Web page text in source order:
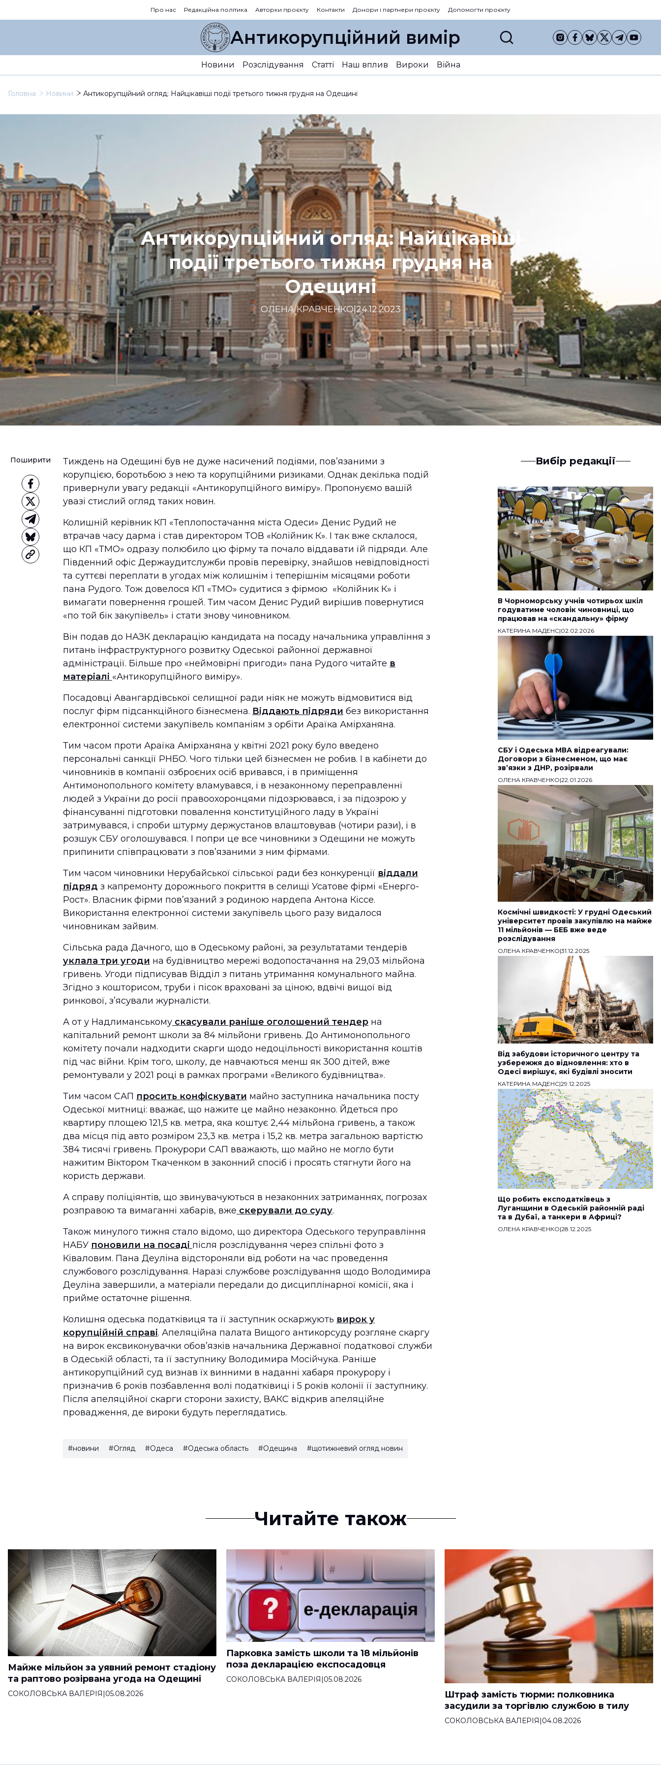
Про нас Редакційна політика Авторки проєкту Контакти Донори і партнери проєкту Допомогти проєкту
Антикорупційний вимір
Новини Розслідування Статті Наш вплив Вироки Війна
Головна Новини Антикорупційний огляд: Найцікавіші події третього тижня грудня на Одещині
Антикорупційний огляд: Найцікавіші
події третього тижня грудня на
Одещині
ОЛЕНА КРАВЧЕНКО|24.12.2023
Поширити
Тиждень на Одещині був не дуже насичений подіями, пов’язаними з
корупцією, боротьбою з нею та корупційними ризиками. Однак декілька подій
привернули увагу редакції «Антикорупційного виміру». Пропонуємо вашій
увазі стислий огляд таких новин.
Колишній керівник КП «Теплопостачання міста Одеси» Денис Рудий не
втрачав часу дарма і став директором ТОВ «Колійник К». І так вже склалося,
що КП «ТМО» одразу полюбило цю фірму та почало віддавати їй підряди. Але
Південний офіс Держаудитслужби провів перевірку, знайшов невідповідності
та суттєві переплати в угодах між колишнім і теперішнім місяцями роботи
пана Рудого. Тож довелося КП «ТМО» судитися з фірмою «Колійник К» і
вимагати повернення грошей. Тим часом Денис Рудий вирішив повернутися
«по той бік закупівель» і стати знову чиновником.
Він подав до НАЗК декларацію кандидата на посаду начальника управління з
питань інфраструктурного розвитку Одеської районної державної
адміністрації. Більше про «неймовірні пригоди» пана Рудого читайте в
матеріалі «Антикорупційного виміру».
Посадовці Авангардівської селищної ради ніяк не можуть відмовитися від
послуг фірм підсанкційного бізнесмена. Віддають підряди без використання
електронної системи закупівель компаніям з орбіти Араїка Амірханяна.
Тим часом проти Араїка Амірханяна у квітні 2021 року було введено
персональні санкції РНБО. Чого тільки цей бізнесмен не робив. І в кабінети до
чиновників в компанії озброєних осіб вривався, і в приміщення
Антимонопольного комітету вламувався, і в незаконному переправленні
людей з України до росії правоохоронцями підозрювався, і за підозрою у
фінансуванні підготовки повалення конституційного ладу в Україні
затримувався, і спроби штурму держустанов влаштовував (чотири рази), і в
розшук СБУ оголошувався. І попри це все чиновники з Одещини не можуть
припинити співпрацювати з пов’язаними з ним фірмами.
Тим часом чиновники Нерубайської сільської ради без конкуренції віддали
підряд з капремонту дорожнього покриття в селищі Усатове фірмі «Енерго-
Рост». Власник фірми повʼязаний з родиною нардепа Антона Кіссе.
Використання електронної системи закупівель цього разу видалося
чиновникам зайвим.
Сільська рада Дачного, що в Одеському районі, за результатами тендерів
уклала три угоди на будівництво мережі водопостачання на 29,03 мільйона
гривень. Угоди підписував Відділ з питань утримання комунального майна.
Згідно з кошторисом, труби і пісок враховані за ціною, вдвічі вищої від
ринкової, з’ясували журналісти.
А от у Надлиманському скасували раніше оголошений тендер на
капітальний ремонт школи за 84 мільйони гривень. До Антимонопольного
комітету почали надходити скарги щодо недоцільності використання коштів
під час війни. Крім того, школу, де навчаються менш як 300 дітей, вже
ремонтували у 2021 році в рамках програми «Великого будівництва».
Тим часом САП просить конфіскувати майно заступника начальника посту
Одеської митниці: вважає, що нажите це майно незаконно. Йдеться про
квартиру площею 121,5 кв. метра, яка коштує 2,44 мільйона гривень, а також
два місця під авто розміром 23,3 кв. метра і 15,2 кв. метра загальною вартістю
384 тисячі гривень. Прокурори САП вважають, що майно не могло бути
нажитим Віктором Ткаченком в законний спосіб і просять стягнути його на
користь держави.
А справу поліціянтів, що звинувачуються в незаконних затриманнях, погрозах
розправою та вимаганні хабарів, вже скерували до суду.
Також минулого тижня стало відомо, що директора Одеського теруправління
НАБУ поновили на посаді після розслідування через спільні фото з
Ківаловим. Пана Деуліна відстороняли від роботи на час проведення
службового розслідування. Наразі службове розслідування щодо Володимира
Деуліна завершили, а матеріали передали до дисциплінарної комісії, яка і
прийме остаточне рішення.
Колишня одеська податківиця та її заступник оскаржують вирок у
корупційній справі. Апеляційна палата Вищого антикорсуду розгляне скаргу
на вирок ексвиконувачки обов’язків начальника Державної податкової служби
в Одеській області, та її заступнику Володимира Мосійчука. Раніше
антикорупційний суд визнав їх винними в наданні хабаря прокурору і
призначив 6 років позбавлення волі податківиці і 5 років колонії її заступнику.
Після апеляційної скарги сторони захисту, ВАКС відкрив апеляційне
провадження, де вироки будуть переглядатись.
#новини #Огляд #Одеса #Одеська область #Одещина #щотижневий огляд новин
Вибір редакції
В Чорноморську учнів чотирьох шкіл
годуватиме чоловік чиновниці, що
працював на «скандальну» фірму
КАТЕРИНА МАДЕНС|02.02.2026
СБУ і Одеська МВА відреагували:
Договори з бізнесменом, що має
звʼязки з ДНР, розірвали
ОЛЕНА КРАВЧЕНКО|22.01.2026
Космічні швидкості: У грудні Одеський
університет провів закупівлю на майже
11 мільйонів — БЕБ вже веде
розслідування
ОЛЕНА КРАВЧЕНКО|31.12.2025
Від забудови історичного центру та
узбережжя до відновлення: хто в
Одесі вирішує, які будівлі зносити
КАТЕРИНА МАДЕНС|29.12.2025
Що робить експодатківець з
Луганщини в Одеській районній раді
та в Дубаї, а танкери в Африці?
ОЛЕНА КРАВЧЕНКО|28.12.2025
Читайте також
Майже мільйон за уявний ремонт стадіону
та раптово розірвана угода на Одещині
СОКОЛОВСЬКА ВАЛЕРІЯ|05.08.2026
Парковка замість школи та 18 мільйонів
поза декларацією експосадовця
СОКОЛОВСЬКА ВАЛЕРІЯ 05.08.2026
Штраф замість тюрми: полковника
засудили за торгівлю службою в тилу
СОКОЛОВСЬКА ВАЛЕРІЯ|04.08.2026